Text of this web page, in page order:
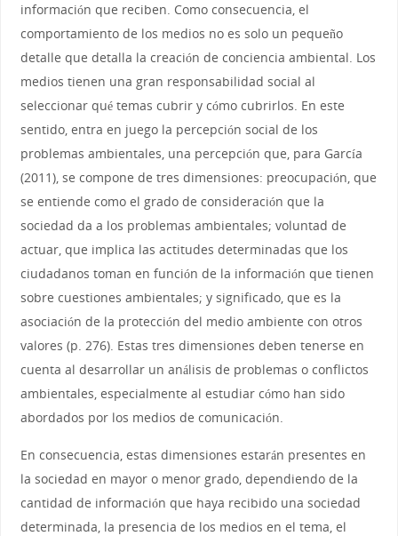
información que reciben. Como consecuencia, el
comportamiento de los medios no es solo un pequeño
detalle que detalla la creación de conciencia ambiental. Los
medios tienen una gran responsabilidad social al
seleccionar qué temas cubrir y cómo cubrirlos. En este
sentido, entra en juego la percepción social de los
problemas ambientales, una percepción que, para García
(2011), se compone de tres dimensiones: preocupación, que
se entiende como el grado de consideración que la
sociedad da a los problemas ambientales; voluntad de
actuar, que implica las actitudes determinadas que los
ciudadanos toman en función de la información que tienen
sobre cuestiones ambientales; y significado, que es la
asociación de la protección del medio ambiente con otros
valores (p. 276). Estas tres dimensiones deben tenerse en
cuenta al desarrollar un análisis de problemas o conflictos
ambientales, especialmente al estudiar cómo han sido
abordados por los medios de comunicación.
En consecuencia, estas dimensiones estarán presentes en
la sociedad en mayor o menor grado, dependiendo de la
cantidad de información que haya recibido una sociedad
determinada, la presencia de los medios en el tema, el